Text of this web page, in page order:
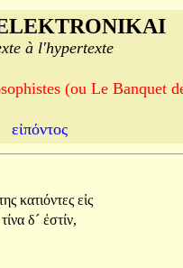
à l'hypertexte
(ou Le Banquet
εἰπόντος
κατιόντες εἰς
τίνα δ´ ἐστίν,